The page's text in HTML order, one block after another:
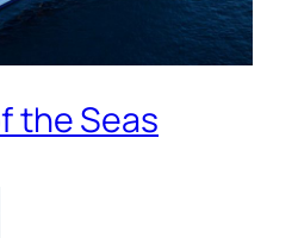
the Seas